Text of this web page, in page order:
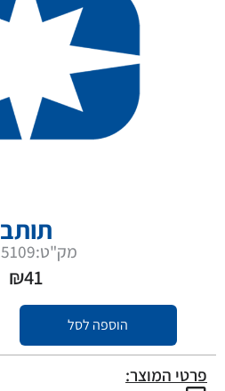
תותב
מק"ט:3515109
₪41
הוספה לסל
פרטי המוצר: